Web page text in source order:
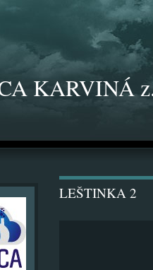
KARVINÁ
LEŠTINKA 2